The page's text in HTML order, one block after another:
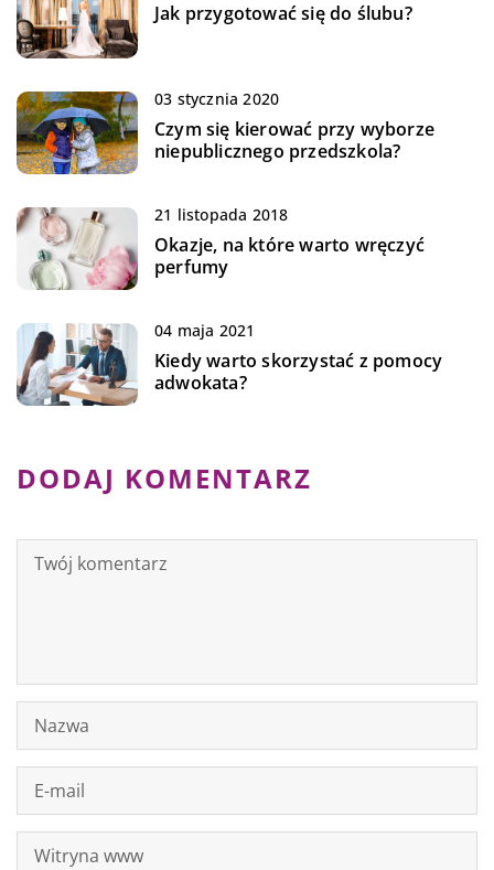
Jak przygotować się do ślubu?
03 stycznia 2020
Czym się kierować przy wyborze
niepublicznego przedszkola?
21 listopada 2018
Okazje, na które warto wręczyć
perfumy
04 maja 2021
Kiedy warto skorzystać z pomocy
adwokata?
DODAJ KOMENTARZ